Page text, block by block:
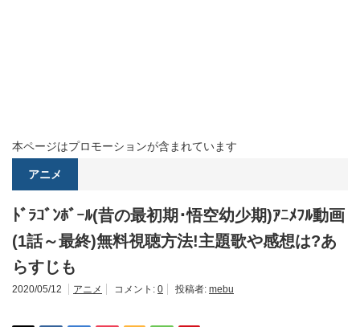
本ページはプロモーションが含まれています
アニメ
ﾄﾞﾗｺﾞﾝﾎﾞｰﾙ(昔の最初期･悟空幼少期)ｱﾆﾒﾌﾙ動画
(1話～最終)無料視聴方法!主題歌や感想は?あ
らすじも
2020/05/12 アニメ コメント: 0 投稿者: mebu